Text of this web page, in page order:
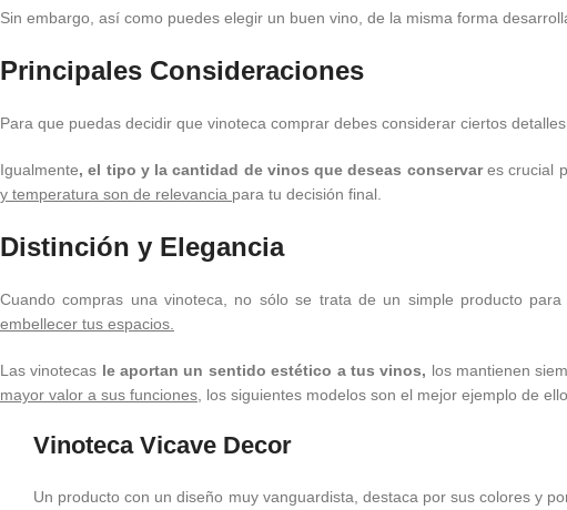
Sin embargo, así como puedes elegir un buen vino, de la misma forma
Principales Consideraciones
Para que puedas decidir que vinoteca comprar debes considerar ciertos detalles
Igualmente, el tipo y la cantidad de vinos que deseas conservares crucial
y temperatura son de relevancia para tu decisión final.
Distinción y Elegancia
Cuando compras una vinoteca, no sólo se trata de un simple producto
embellecer tus espacios.
Las vinotecas le aportan un sentido estético a tus vinos, los mantienen
mayor valor a sus funciones, los siguientes modelos son el mejor ejemplo de
Vinoteca Vicave Decor
Un producto con un diseño muy vanguardista, destaca por sus colores y